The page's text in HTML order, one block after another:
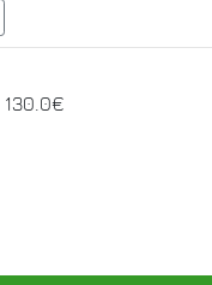
130.0€